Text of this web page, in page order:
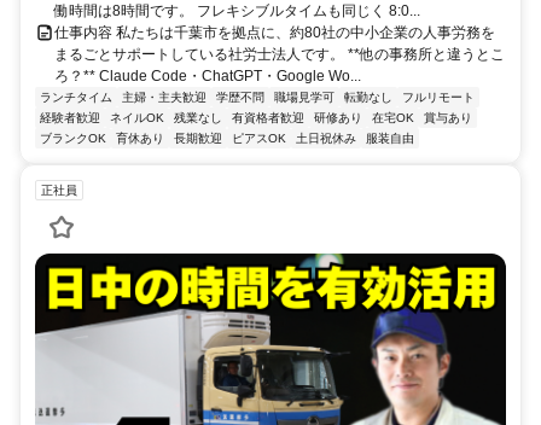
働時間は8時間です。 フレキシブルタイムも同じく 8:0...
仕事内容 私たちは千葉市を拠点に、約80社の中小企業の人事労務を
まるごとサポートしている社労士法人です。 **他の事務所と違うとこ
ろ？** Claude Code・ChatGPT・Google Wo...
ランチタイム 主婦・主夫歓迎 学歴不問 職場見学可 転勤なし
フルリモート
経験者歓迎
ネイルOK 残業なし 有資格者歓迎 研修あり 在宅OK
賞与あり
ブランクOK
育休あり 長期歓迎 ピアスOK 土日祝休み 服装自由
正社員